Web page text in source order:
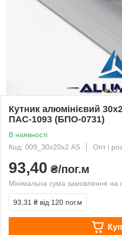
Кутник алюмінієвий
ПАС-1093 (БПО-0731)
В наявності
Код: 009_30х20х2 AS
Опт і
93,40 ₴/пог.м
Мінімальна сума замовлення на
93,31 ₴ від 120 пог.м